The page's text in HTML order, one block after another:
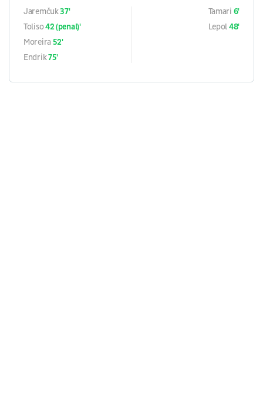
Jaremčuk37'
Toliso42 (penal)'
Moreira 52'
Endrik75'
Tamari 6'
Lepol48'